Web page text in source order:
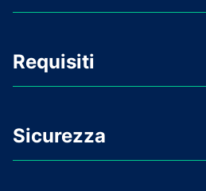
Requisiti
Sicurezza